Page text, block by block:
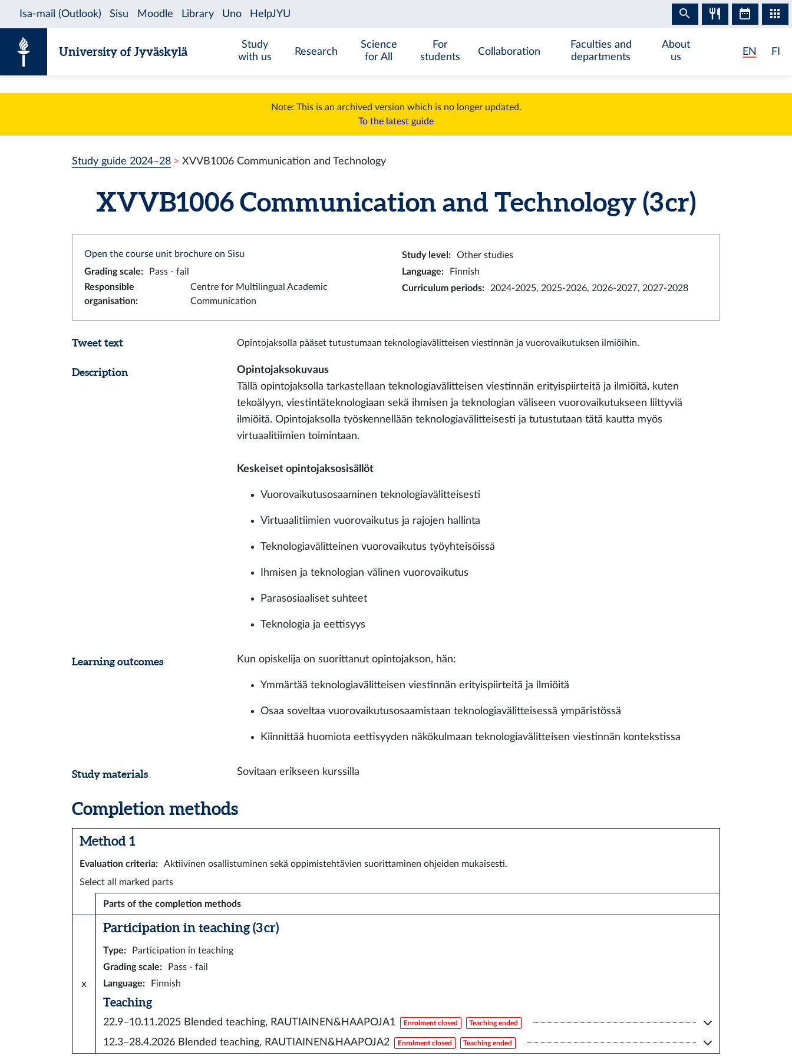
University of Jyväskylä
Study
with us
Research
Science
for All
For
students
Collaboration
Faculties and
departments
About
us
EN FI
Note: This is an archived version which is no longer updated.
To the latest guide
Study guide 2024–28 XVVB1006 Communication and Technology
XVVB1006 Communication and Technology (3 cr)
Open the course unit brochure on Sisu Study level :
Other studies
Grading scale: Pass - fail Language:
Finnish
Responsible
organisation:
Centre for Multilingual Academic
Communication
Curriculum periods: 2024-2025, 2025-2026, 2026-2027, 2027-2028
Tweet text Opintojaksolla pääset tutustumaan teknologiavälitteisen viestinnän ja vuorovaikutuksen ilmiöihin.
Description
Opintojaksokuvaus
Tällä opintojaksolla tarkastellaan teknologiavälitteisen viestinnän erityispiirteitä ja ilmiöitä, kuten
tekoälyyn, viestintäteknologiaan sekä ihmisen ja teknologian väliseen vuorovaikutukseen liittyviä
ilmiöitä. Opintojaksolla työskennellään teknologiavälitteisesti ja tutustutaan tätä kautta myös
virtuaalitiimien toimintaan.
Keskeiset opintojaksosisällöt
Vuorovaikutusosaaminen teknologiavälitteisesti
Virtuaalitiimien vuorovaikutus ja rajojen hallinta
Teknologiavälitteinen vuorovaikutus työyhteisöissä
Ihmisen ja teknologian välinen vuorovaikutus
Parasosiaaliset suhteet
Teknologia ja eettisyys
Learning outcomes Kun opiskelija on suorittanut opintojakson, hän:
Ymmärtää teknologiavälitteisen viestinnän erityispiirteitä ja ilmiöitä
Osaa soveltaa vuorovaikutusosaamistaan teknologiavälitteisessä ympäristössä
Kiinnittää huomiota eettisyyden näkökulmaan teknologiavälitteisen viestinnän kontekstissa
Study materials Sovitaan erikseen kurssilla
Completion methods
Method 1
Evaluation criteria:
Aktiivinen osallistuminen sekä oppimistehtävien suorittaminen ohjeiden mukaisesti.
Select all marked parts
Parts of the completion methods
x
Participation in teaching (3 cr)
Type:
Participation in teaching
Grading scale:
Pass - fail
Language: Finnish
Teaching
22.9–10.11.2025 Blended teaching, RAUTIAINEN&HAAPOJA1 Enrolment closed Teaching ended
12.3–28.4.2026 Blended teaching, RAUTIAINEN&HAAPOJA2 Enrolment closed Teaching ended